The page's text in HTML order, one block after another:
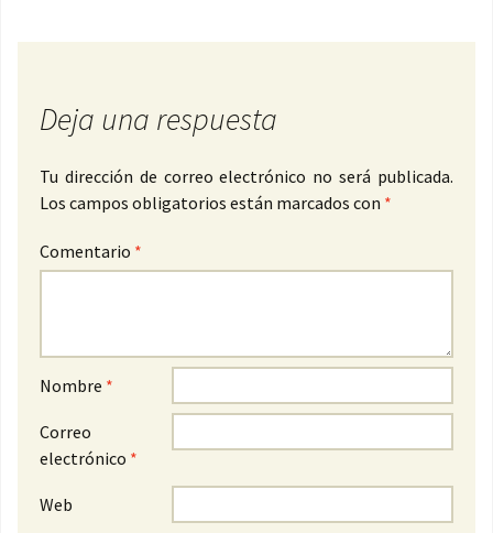
Deja una respuesta
Tu dirección de correo electrónico no será publicada.
Los campos obligatorios están marcados con *
Comentario *
Nombre *
Correo
electrónico *
Web